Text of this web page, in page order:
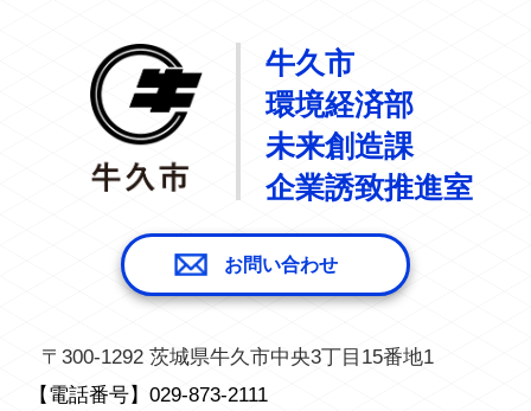
牛久市役所
牛久市
環境経済部
未来創造課
企業誘致推進室
お問い合わせ
〒300-1292 茨城県牛久市中央3丁目15番地1
【電話番号】 029-873-2111